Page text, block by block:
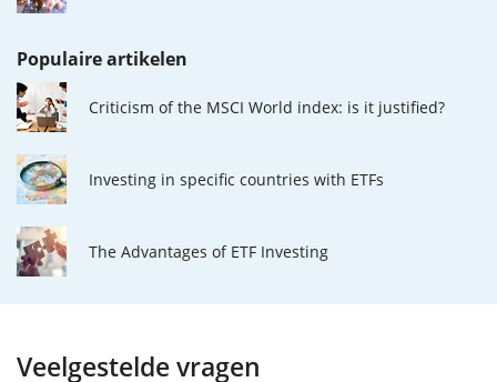
Populaire artikelen
Criticism of the MSCI World index: is it justified?
Investing in specific countries with ETFs
The Advantages of ETF Investing
Veelgestelde vragen